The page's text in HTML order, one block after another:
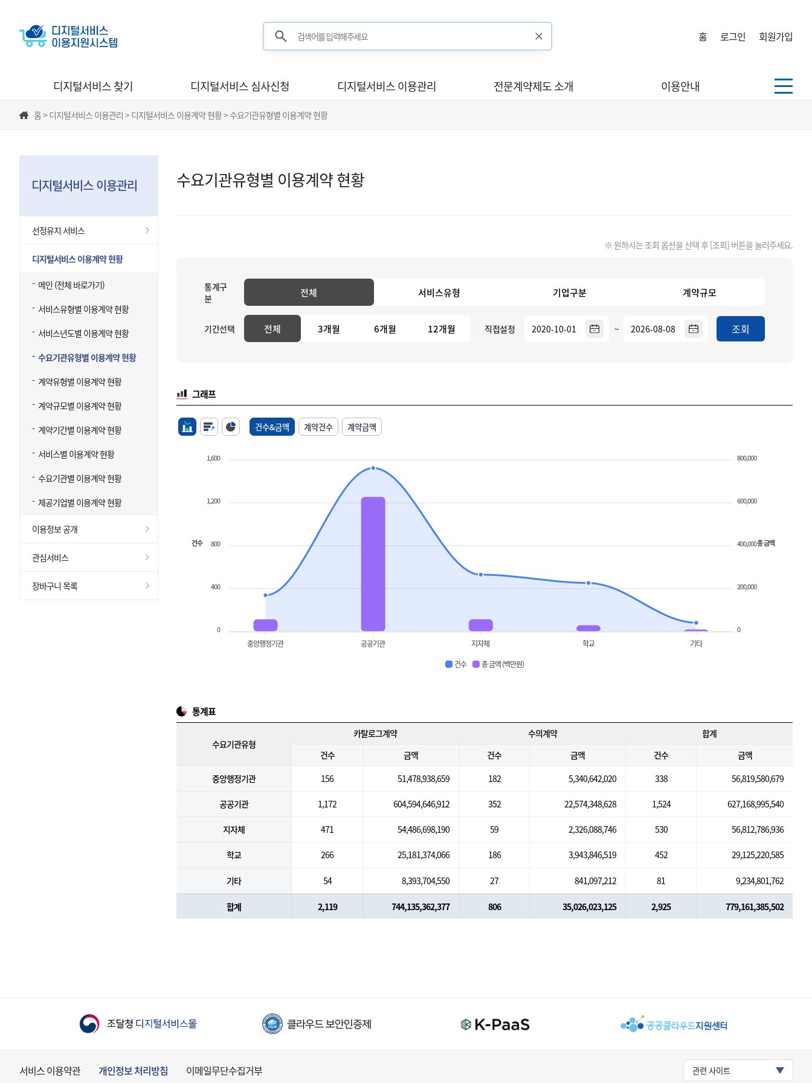
검색어를 입력해주세요 홈 로그인 회원가입
디지털서비스 찾기 디지털서비스 심사신청 디지털서비스 이용관리 전문계약제도 소개 이용안내
홈 > 디지털서비스 이용관리 > 디지털서비스 이용계약 현황 > 수요기관유형별 이용계약 현황
디지털서비스 이용관리
선정유지 서비스
디지털서비스 이용계약 현황
메인 (전체 바로가기)
서비스유형별 이용계약 현황
서비스년도별 이용계약 현황
수요기관유형별 이용계약 현황
계약유형별 이용계약 현황
계약규모별 이용계약 현황
계약기간별 이용계약 현황
서비스별 이용계약 현황
수요기관별 이용계약 현황
제공기업별 이용계약 현황
이용정보 공개
관심서비스
장바구니 목록
수요기관유형별 이용계약 현황
※ 원하시는 조회 옵션을 선택 후 [조회] 버튼을 눌러주세요.
통계구
분
전체 서비스유형 기업구분 계약규모
기간선택 전체 3개월 6개월 12개월 직접설정 ~ 조회
그래프
건수&금액 계약건수 계약금액
건수 총 금액 (백만원)
1,600
1,200
800
400
0
건수
중앙행정기관 공공기관 지자체 학교 기타
800,000
600,000
400,000
200,000
0
총 금액
통계표
수요기관유형
카탈로그계약 수의계약
합계
건수
금액 건수 금액 건수
금액
중앙행정기관
156 51,478,938,659 182 5,340,642,020 338 56,819,580,679
공공기관 1,172 604,594,646,912 352 22,574,348,628 1,524 627,168,995,540
지자체 471 54,486,698,190 59 2,326,088,746 530 56,812,786,936
학교 266 25,181,374,066 186 3,943,846,519 452 29,125,220,585
기타 54 8,393,704,550 27 841,097,212 81 9,234,801,762
합계 2,119 744,135,362,377 806 35,026,023,125 2,925 779,161,385,502
서비스 이용약관 개인정보 처리방침 이메일무단수집거부 관련 사이트